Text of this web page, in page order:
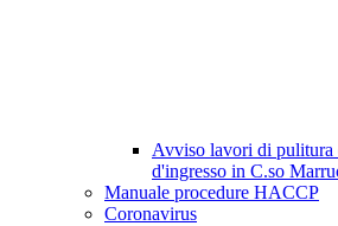
Avviso lavori di pulitura
d'ingresso in C.so
Manuale procedure HACCP
Coronavirus